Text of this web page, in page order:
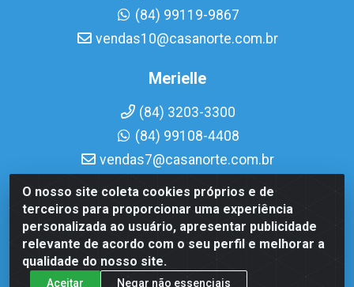
O nosso site coleta cookies próprios e de
terceiros para proporcionar uma experiência
personalizada ao usuário, apresentar publicidade
relevante de acordo com o seu perfil e melhorar a
qualidade do nosso site.
Aceitar Negar não essenciais
(84) 99119-9867
vendas10@casanorte.com.br
Merielle
(84) 3203-3300
(84) 99108-4408
vendas7@casanorte.com.br
Casa Norte LTDA - Av. Interventor Mário Câmara, 1815 -
Dix-Sept Rosado, Natal/RN - CEP 59054-600 - CNPJ
08.713.513/0001-51